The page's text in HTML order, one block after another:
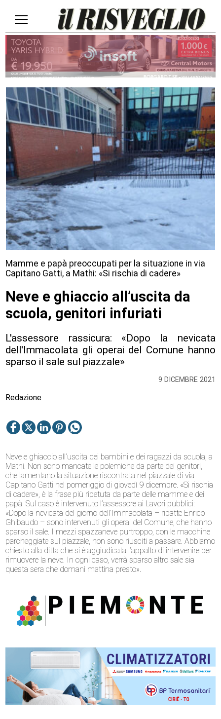
9 DICEMBRE 2021
Mamme e papà preoccupati per la situazione in via
Capitano Gatti, a Mathi: «Si rischia di cadere»
Neve e ghiaccio all’uscita da
scuola, genitori infuriati
L'assessore rassicura: «Dopo la nevicata
dell'Immacolata gli operai del Comune hanno
sparso il sale sul piazzale»
Redazione
Neve e ghiaccio all’uscita dei bambini e dei ragazzi da scuola, a
Mathi. Non sono mancate le polemiche da parte dei genitori,
che lamentano la situazione riscontrata nel piazzale di via
Capitano Gatti nel pomeriggio di giovedì 9 dicembre. «Si rischia
di cadere», è la frase più ripetuta da parte delle mamme e dei
papà. Sul caso è intervenuto l’assessore ai Lavori pubblici:
«Dopo la nevicata del giorno dell’Immacolata – ribatte Enrico
Ghibaudo – sono intervenuti gli operai del Comune, che hanno
sparso il sale. I mezzi spazzaneve purtroppo, con le macchine
parcheggiate sul piazzale, non sono riusciti a passare. Abbiamo
chiesto alla ditta che si è aggiudicata l’appalto di intervenire per
rimuovere la neve. In ogni caso, verrà sparso altro sale sia
questa sera che domani mattina presto».